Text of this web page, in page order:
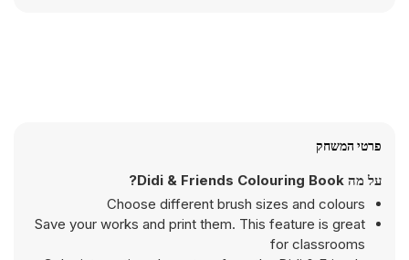
פרטי המשחק
על מה Didi & Friends Colouring Book?
Choose different brush sizes and colours
Save your works and print them. This feature is great
for classrooms